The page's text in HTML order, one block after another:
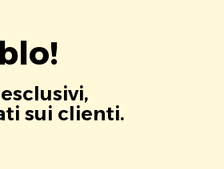
sui clienti.